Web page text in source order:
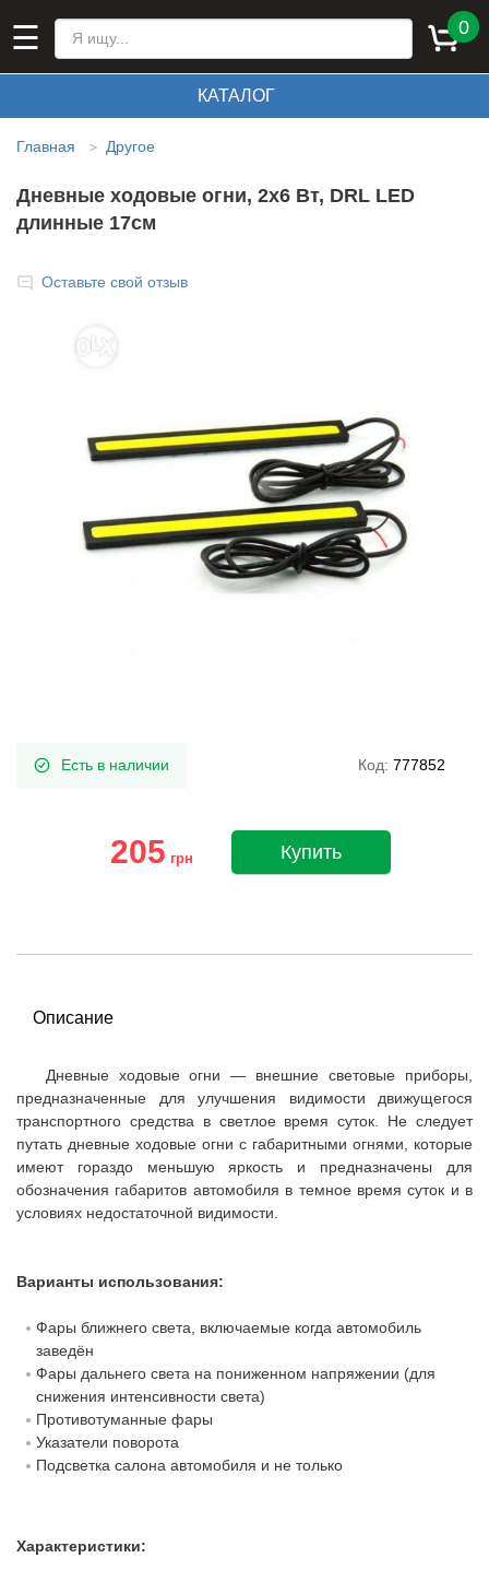
☰ 0
КАТАЛОГ
Главная > Другое
Дневные ходовые огни, 2x6 Вт, DRL LED
длинные 17см
Оставьте свой отзыв
Есть в наличии Код: 777852
205 грн Купить
Описание
Дневные ходовые огни — внешние световые приборы,
предназначенные для улучшения видимости движущегося
транспортного средства в светлое время суток. Не следует
путать дневные ходовые огни с габаритными огнями, которые
имеют гораздо меньшую яркость и предназначены для
обозначения габаритов автомобиля в темное время суток и в
условиях недостаточной видимости.
Варианты использования:
Фары ближнего света, включаемые когда автомобиль
заведён
Фары дальнего света на пониженном напряжении (для
снижения интенсивности света)
Противотуманные фары
Указатели поворота
Подсветка салона автомобиля и не только
Характеристики: